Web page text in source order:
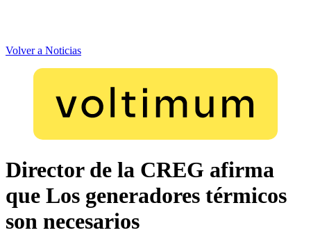
Volver a Noticias
Director de la CREG afirma
que Los generadores térmicos
son necesarios